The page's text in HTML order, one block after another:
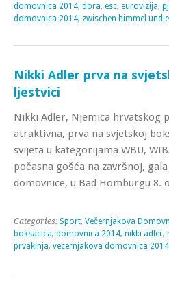
domovnica 2014, dora, esc, eurovizija,
domovnica 2014, zwischen himmel und
Nikki Adler prva na
ljestvici
Nikki Adler, Njemica hrvatskog
atraktivna, prva na svjetskoj
svijeta u kategorijama WBU,
počasna gošća na završnoj,
domovnice, u Bad Homburgu 8.
Categories: Sport, Večernjakova
boksacica, domovnica 2014, nikki adler,
prvakinja, vecernjakova domovnica 2014